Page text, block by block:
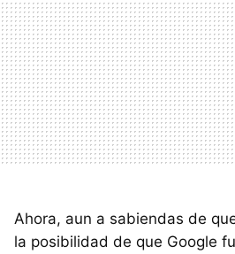
Ahora, aun a sabiendas de
la posibilidad de que Google